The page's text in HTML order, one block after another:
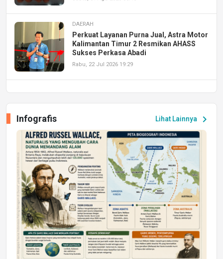
DAERAH
Perkuat Layanan Purna Jual, Astra Motor
Kalimantan Timur 2 Resmikan AHASS
Sukses Perkasa Abadi
Rabu, 22 Jul 2026 19:29
Peluang Kerja dan Magang
Jumat, 17 Jul 2026 22:30
DAERAH
Astra Motor Kalimantan Timur 2 Dukung
Mahasiswa Samarinda dalam Astra
Honda SDGs Future Leaders 2026
Jumat, 10 Jul 2026 19:01
Lihat Lainnya chevron_right
Infografis